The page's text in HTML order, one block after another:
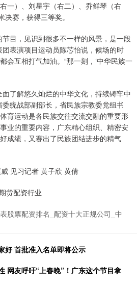
一）、刘星宇（右二）、乔鲜琴（右
赛，获得三等奖。
目，见识到很多不一样的风景，是一段
表演项目运动员陈芯怡说，候场的时
会互相打气加油。“那一刻，‘中华民族一
了解悠久灿烂的中华文化，持续铸牢中
统战部副部长，省民族宗教委党组书
育运动是各民族交往交流交融的重要形
业的重要内容，广东精心组织、精密安
成绩，又赛出了民族团结进步的精气
见习记者 黄子欣 黄倩
货配资行业
股票配资排名_配资十大正规公司_中
好 首批准入名单即将公示
网友呼吁“上春晚”！广东这个节目拿